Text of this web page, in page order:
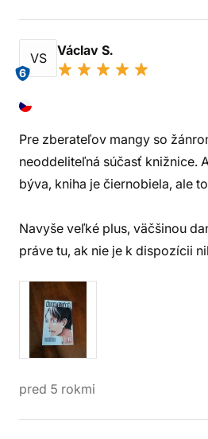
VS
6
Václav S.
Pre zberateľov mangy so
neoddeliteľná súčasť knižnice.
býva, kniha je čiernobiela, ale
Navyše veľké plus, väčšinou
práve tu, ak nie je k dispozícii
pred 5 rokmi